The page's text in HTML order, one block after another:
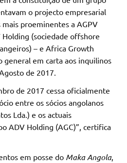
o projecto empresarial
proeminentes a AGPV
Holding (sociedade offshore
– e Africa Growth
general em carta aos inquilinos
de 2017.
de 2017 cessa oficialmente
entre os sócios angolanos
Lda.) e os actuais
ADV Holding (AGC)”, certifica
em posse do Maka Angola,